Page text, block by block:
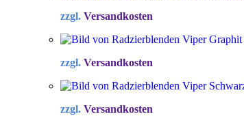
zzgl. Versandkosten
zzgl. Versandkosten
zzgl. Versandkosten